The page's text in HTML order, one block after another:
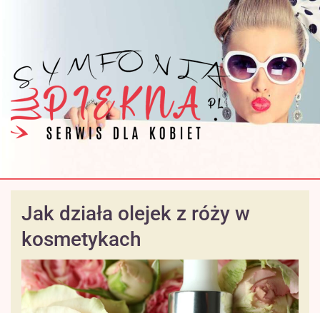
Jak działa olejek z róży w
kosmetykach